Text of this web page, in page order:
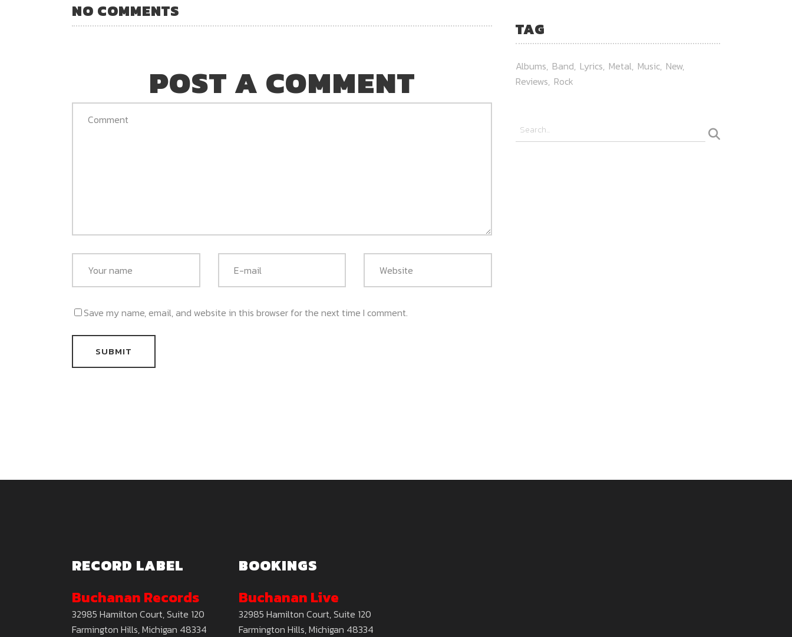
NO COMMENTS
POST A COMMENT
Save my name, email, and website in this browser for the next time I comment.
TAG
Albums Band Lyrics Metal Music New
Reviews Rock
RECORD LABEL
Buchanan Records
32985 Hamilton Court, Suite 120
Farmington Hills, Michigan 48334
BOOKINGS
Buchanan Live
32985 Hamilton Court, Suite 120
Farmington Hills, Michigan 48334